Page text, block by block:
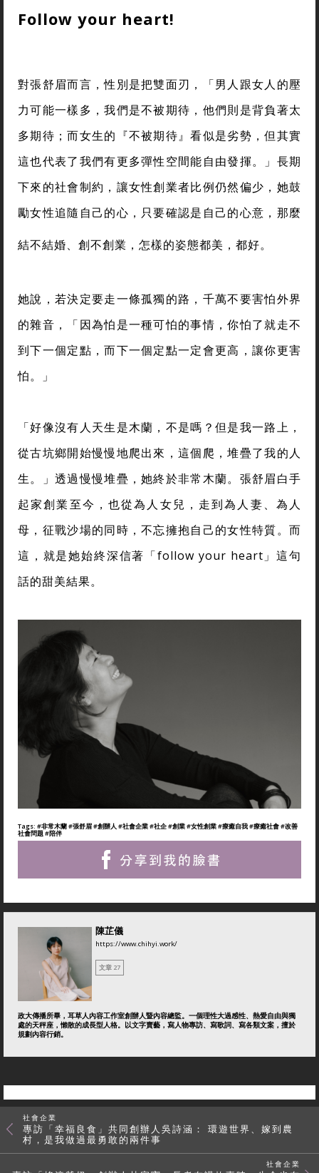
Follow your heart!
對張舒眉而言，性別是把雙面刃，「男人跟女人的壓
力可能一樣多，我們是不被期待，他們則是背負著太
多期待；而女生的『不被期待』看似是劣勢，但其實
這也代表了我們有更多彈性空間能自由發揮。」長期
下來的社會制約，讓女性創業者比例仍然偏少，她鼓
勵女性追隨自己的心，只要確認是自己的心意，那麼
結不結婚、創不創業，怎樣的姿態都美，都好。
她說，若決定要走一條孤獨的路，千萬不要害怕外界
的雜音，「因為怕是一種可怕的事情，你怕了就走不
到下一個定點，而下一個定點一定會更高，讓你更害
怕。」
「好像沒有人天生是木蘭，不是嗎？但是我一路上，
從古坑鄉開始慢慢地爬出來，這個爬，堆疊了我的人
生。」透過慢慢堆疊，她終於非常木蘭。張舒眉白手
起家創業至今，也從為人女兒，走到為人妻、為人
母，征戰沙場的同時，不忘擁抱自己的女性特質。而
這，就是她始終深信著「follow your heart」這句
話的甜美結果。
Tags: #非常木蘭#張舒眉#創辦人#社會企業#社企#創業#女性創業#療癒自我#療癒社會#改善
社會問題#陪伴
陳芷儀
https://www.chihyi.work/
文章 27
政大傳播所畢，耳草人內容工作室創辦人暨內容總監。一個理性大過感性、熱愛自由與獨
處的天秤座，懶散的成長型人格。以文字賣藝，寫人物專訪、寫歌詞、寫各類文案，擅於
規劃內容行銷。
社會企業
專訪「幸福良食」共同創辦人吳詩涵： 環遊世界、嫁到農
村，是我做過最勇敢的兩件事
社會企業